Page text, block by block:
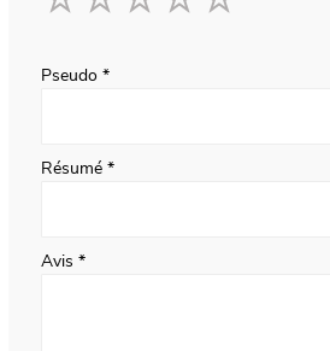
Pseudo
Résumé
Avis